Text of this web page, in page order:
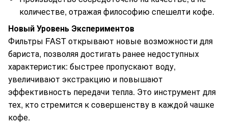
количестве, отражая философию спешелти кофе.
Новый Уровень Экспериментов
Фильтры FAST открывают новые возможности для
бариста, позволяя достигать ранее недоступных
характеристик: быстрее пропускают воду,
увеличивают экстракцию и повышают
эффективность передачи тепла. Это инструмент для
тех, кто стремится к совершенству в каждой чашке
кофе.